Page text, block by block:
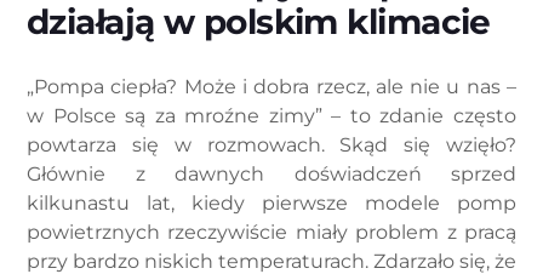
działają w polskim klimacie
„Pompa ciepła? Może i dobra rzecz, ale nie u nas –
w Polsce są za mroźne zimy” – to zdanie często
powtarza się w rozmowach. Skąd się wzięło?
Głównie z dawnych doświadczeń sprzed
kilkunastu lat, kiedy pierwsze modele pomp
powietrznych rzeczywiście miały problem z pracą
przy bardzo niskich temperaturach. Zdarzało się, że